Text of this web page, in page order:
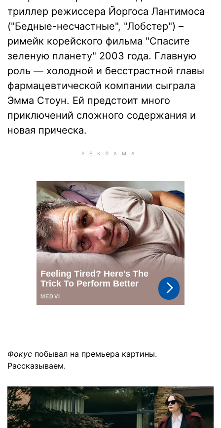
триллер режиссера Йоргоса Лантимоса
("Бедные-несчастные", "Лобстер") –
римейк корейского фильма "Спасите
зеленую планету" 2003 года. Главную
роль — холодной и бесстрастной главы
фармацевтической компании сыграла
Эмма Стоун. Ей предстоит много
приключений сложного содержания и
новая прическа.
Фокус побывал на премьера картины.
Рассказываем.